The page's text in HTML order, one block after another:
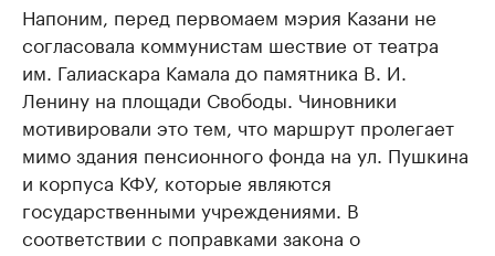
Напоним, перед первомаем мэрия Казани не
согласовала коммунистам шествие от театра
им. Галиаскара Камала до памятника В. И.
Ленину на площади Свободы. Чиновники
мотивировали это тем, что маршрут пролегает
мимо здания пенсионного фонда на ул. Пушкина
и корпуса КФУ, которые являются
государственными учреждениями. В
соответствии с поправками закона о